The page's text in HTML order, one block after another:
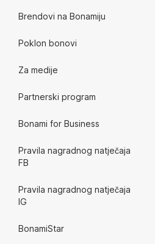
Brendovi na Bonamiju
Poklon bonovi
Za medije
Partnerski program
Bonami for Business
Pravila nagradnog natječaja
FB
Pravila nagradnog natječaja
IG
BonamiStar